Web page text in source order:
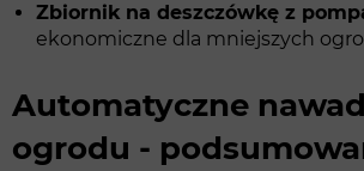
Zbiornik na deszczówkę z
ekonomiczne dla mniejszych
Automatyczne
ogrodu -